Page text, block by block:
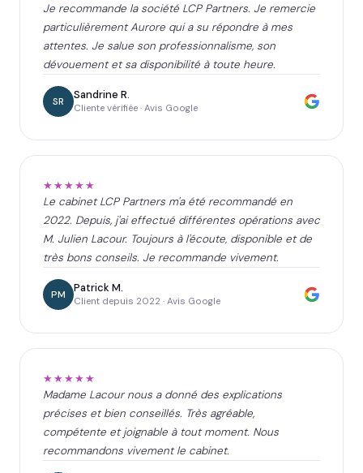
Je recommande la société LCP Partners. Je remercie
particulièrement Aurore qui a su répondre à mes
attentes. Je salue son professionnalisme, son
dévouement et sa disponibilité à toute heure.
SR Sandrine R.
Cliente vérifiée · Avis Google
★★★★★
Le cabinet LCP Partners m'a été recommandé en
2022. Depuis, j'ai effectué différentes opérations avec
M. Julien Lacour. Toujours à l'écoute, disponible et de
très bons conseils. Je recommande vivement.
PM Patrick M.
Client depuis 2022 · Avis Google
★★★★★
Madame Lacour nous a donné des explications
précises et bien conseillés. Très agréable,
compétente et joignable à tout moment. Nous
recommandons vivement le cabinet.